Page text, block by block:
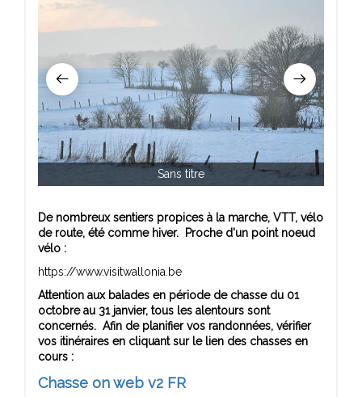
Sans titre
De nombreux sentiers propices à la marche, VTT, vélo
de route, été comme hiver. Proche d'un point noeud
vélo :
https://www.visitwallonia.be
Attention aux balades en période de chasse du 01
octobre au 31 janvier, tous les alentours sont
concernés. Afin de planifier vos randonnées, vérifier
vos itinéraires en cliquant sur le lien des chasses en
cours :
Chasse on web v2 FR